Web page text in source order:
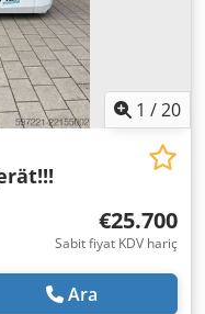
1 /20
€25.700
Sabit fiyat KDV hariç
Ara